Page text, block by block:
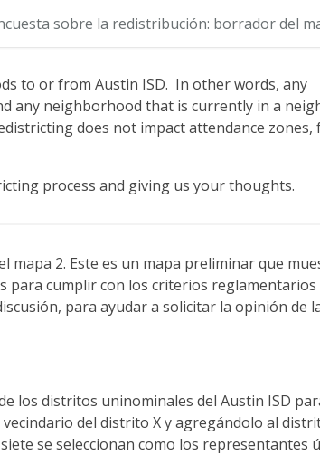
sobre la redistribución: borrador del
to or from Austin ISD. In other words, any
any neighborhood that is currently in a
does not impact attendance zones,
process and giving us your thoughts.
mapa 2. Este es un mapa preliminar que
para cumplir con los criterios reglamentarios
para ayudar a solicitar la opinión de
los distritos uninominales del Austin ISD
del distrito X y agregándolo al
se seleccionan como los representantes